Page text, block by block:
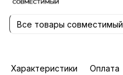
Все товары совместимый
Характеристики Оплата